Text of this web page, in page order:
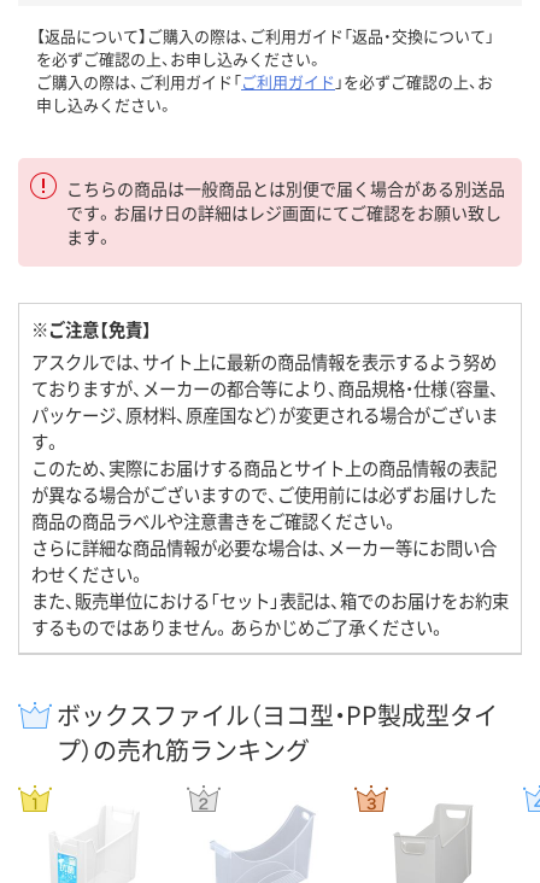
【返品について】ご購入の際は、ご利用ガイド「返品・交換について」
を必ずご確認の上、お申し込みください。
ご購入の際は、ご利用ガイド「ご利用ガイド 」を必ずご確認の上、お
申し込みください。
こちらの商品は一般商品とは別便で届く場合がある別送品
です。お届け日の詳細はレジ画面にてご確認をお願い致し
ます。
※ご注意【免責】
アスクルでは、サイト上に最新の商品情報を表示するよう努め
ておりますが、メーカーの都合等により、商品規格・仕様（容量、
パッケージ、原材料、原産国など）が変更される場合がございま
す。
このため、実際にお届けする商品とサイト上の商品情報の表記
が異なる場合がございますので、ご使用前には必ずお届けした
商品の商品ラベルや注意書きをご確認ください。
さらに詳細な商品情報が必要な場合は、メーカー等にお問い合
わせください。
また、販売単位における「セット」表記は、箱でのお届けをお約束
するものではありません。あらかじめご了承ください。
ボックスファイル（ヨコ型・PP製成型タイ
プ）の売れ筋ランキング